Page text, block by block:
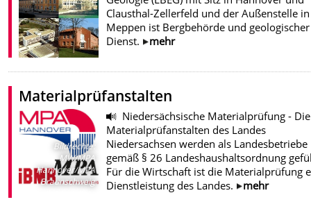
Clausthal-Zellerfeld und der Außenstelle in
Meppen ist Bergbehörde und geologischer
Dienst.
mehr
Materialprüfanstalten
Bildrechte:
MW/MPA
Hannover/MPA
Braunschweig
Niedersächsische Materialprüfung -
Materialprüfanstalten des Landes
Niedersachsen werden als Landesbetriebe
gemäß § 26 Landeshaushaltsordnung
Für die Wirtschaft ist die Materialprüfung
Dienstleistung des Landes.
mehr